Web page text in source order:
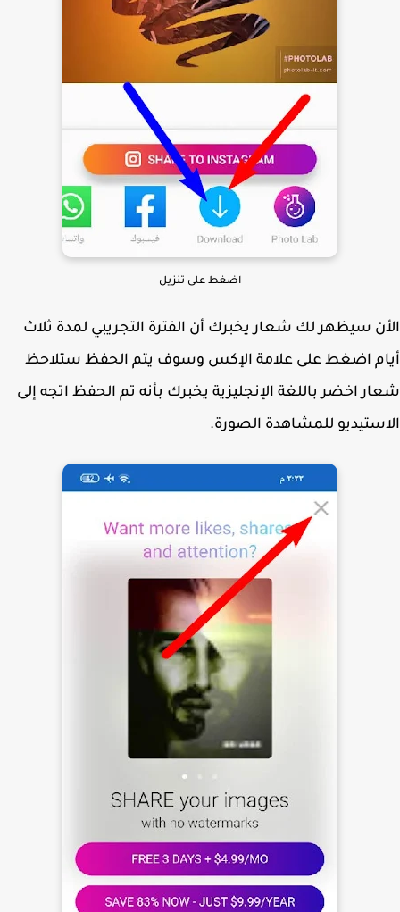
اضغط على تنزيل
سيظهر لك شعار يخبرك أن الفترة التجريبي لمدة ثلاث
اضغط على علامة الإكس وسوف يتم الحفظ ستلاحظ
اخضر باللغة الإنجليزية يخبرك بأنه تم الحفظ اتجه إلى
للمشاهدة الصورة.